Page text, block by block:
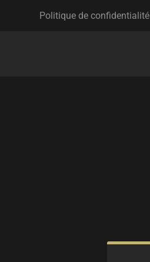
Politique de confidentialité